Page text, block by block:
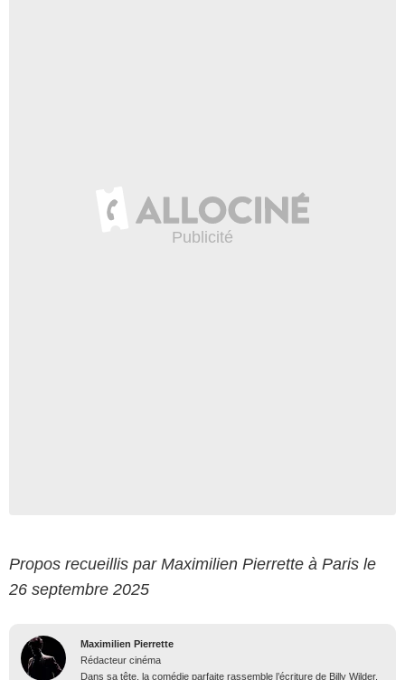
Propos recueillis par Maximilien Pierrette à Paris le
26 septembre 2025
Maximilien Pierrette
Rédacteur cinéma
Dans sa tête, la comédie parfaite rassemble l’écriture de Billy Wilder,